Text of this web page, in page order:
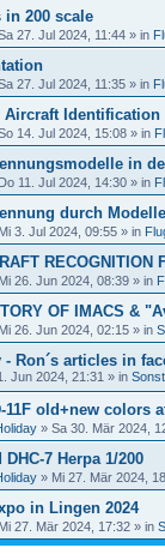
in 200 scale
27. Jul 2024, 11:44 » in
27. Jul 2024, 11:35 » in
Aircraft Identification
14. Jul 2024, 15:08 » in
in
Do 11. Jul 2024, 14:30 » in
durch
Mi 3. Jul 2024, 09:55 » in
Mi 26. Jun 2024, 08:39 » in
OF IMACS &
Mi 26. Jun 2024, 02:15 » in
- Ron´s articles in
Jun 2024, 21:31 » in
11F old+new colors
» Sa 30. Mär 2024,
7 Herpa 1/200
» Mi 27. Mär 2024,
in Lingen 2024
Mi 27. Mär 2024, 17:32 » in